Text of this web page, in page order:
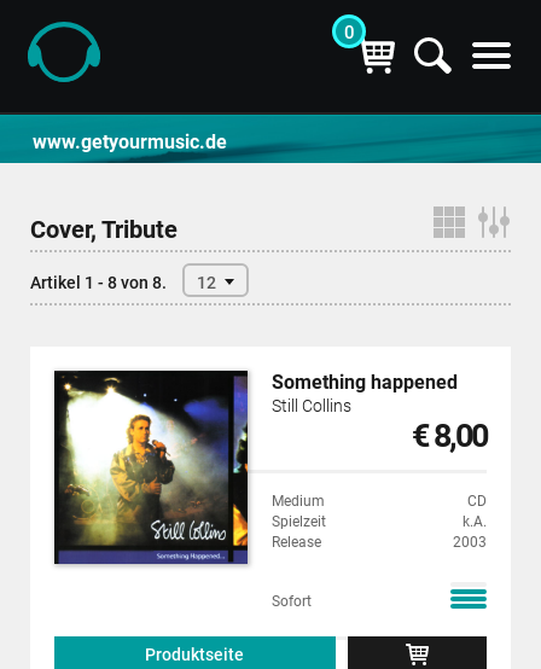
0
www.getyourmusic.de
Cover, Tribute
Artikel 1 - 8 von 8. 12
Something happened
Still Collins
€ 8,00
Medium
CD
Spielzeit
k.A.
Release
2003
Sofort
Produktseite